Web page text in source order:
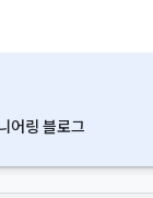
어링 블로그